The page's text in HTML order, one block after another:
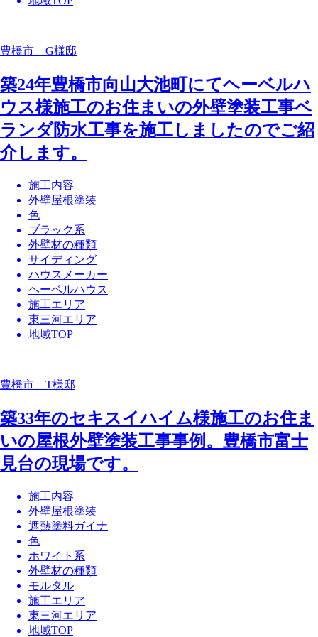
豊橋市 G様邸
築24年豊橋市向山大池町にてヘーベルハ
ウス様施工のお住まいの外壁塗装工事ベ
ランダ防水工事を施工しましたのでご紹
介します。
施工内容
外壁屋根塗装
色
ブラック系
外壁材の種類
サイディング
ハウスメーカー
ヘーベルハウス
施工エリア
東三河エリア
地域TOP
豊橋市 T様邸
築33年のセキスイハイム様施工のお住ま
いの屋根外壁塗装工事事例。豊橋市富士
見台の現場です。
施工内容
外壁屋根塗装
遮熱塗料ガイナ
色
ホワイト系
外壁材の種類
モルタル
施工エリア
東三河エリア
地域TOP